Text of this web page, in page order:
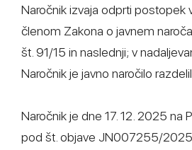
Naročnik izvaja odprti postopek
členom Zakona o javnem
št. 91/15 in naslednji; v
Naročnik je javno naročilo
Naročnik je dne 17. 12. 2025 na
pod št. objave JN007255/